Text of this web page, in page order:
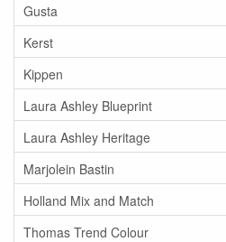
Gusta
Kerst
Kippen
Laura Ashley Blueprint
Laura Ashley Heritage
Marjolein Bastin
Holland Mix and Match
Thomas Trend Colour